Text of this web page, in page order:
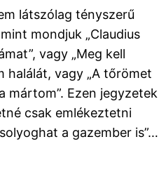
látszólag tényszerű
mondjuk „Claudius
vagy „Meg kell
halálát, vagy „A tőrömet
mártom”. Ezen jegyzetek
csak emlékeztetni
a gazember is”…